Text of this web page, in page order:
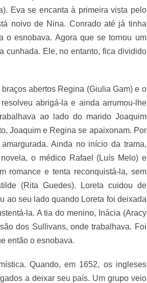
Eva se encanta à primeira vista pelo
noivo de Nina. Conrado até já tinha
o esnobava. Agora que se tornou um
cunhada. Ele, no entanto, fica dividido
abertos Regina (Giulia Gam) e o
abrigá-la e ainda arrumou-lhe
ao lado do marido Joaquim
Joaquim e Regina se apaixonam. Por
Ainda no início da trama,
o médico Rafael (Luís Melo) e
romance e tenta reconquistá-la, sem
(Rita Guedes). Loreta cuidou de
ao seu lado quando Loreta foi deixada
la. A tia do menino, Inácia (Aracy
dos Sullivans, onde trabalhava. Foi
então o esnobava.
Quando, em 1652, os ingleses
a deixar seu país. Um grupo veio